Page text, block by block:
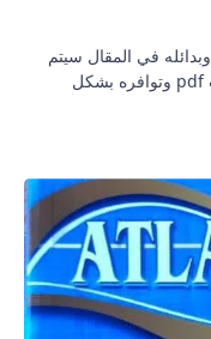
مراجعة تحميل كتاب اطلس 7 روشتات pdf وبدائله في المقال سيتم
ذكر نبذة مبسطة عن كتاب اطلس 7 روشتات pdf وتوافره بشكل